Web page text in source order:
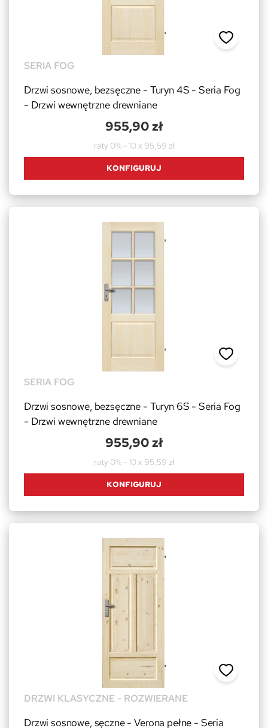
SERIA FOG
Drzwi sosnowe, bezsęczne - Turyn 4S - Seria Fog
- Drzwi wewnętrzne drewniane
955,90 zł
raty 0% - 10 x 95,59 zł
KONFIGURUJ
SERIA FOG
Drzwi sosnowe, bezsęczne - Turyn 6S - Seria Fog
- Drzwi wewnętrzne drewniane
955,90 zł
raty 0% - 10 x 95,59 zł
KONFIGURUJ
DRZWI KLASYCZNE - ROZWIERANE
Drzwi sosnowe, sęczne - Verona pełne - Seria